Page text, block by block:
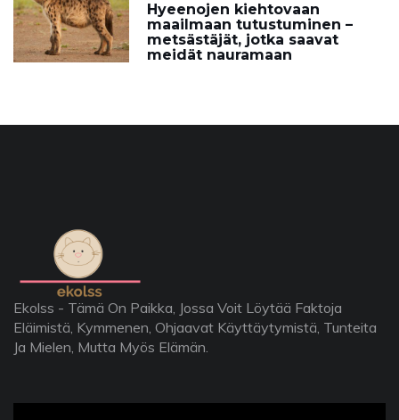
Hyeenojen kiehtovaan
maailmaan tutustuminen –
metsästäjät, jotka saavat
meidät nauramaan
Ekolss - Tämä On Paikka, Jossa Voit Löytää Faktoja
Eläimistä, Kymmenen, Ohjaavat Käyttäytymistä, Tunteita
Ja Mielen, Mutta Myös Elämän.